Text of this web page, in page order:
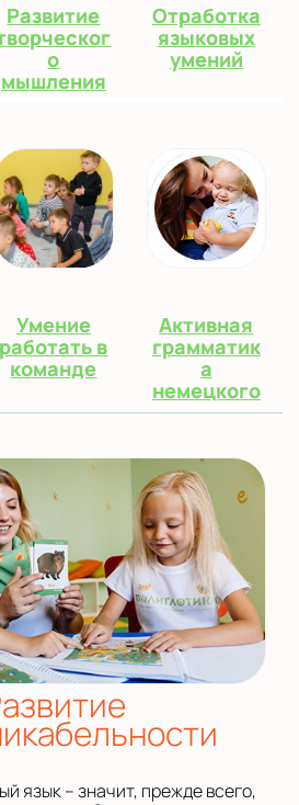
Развитие
о
мышления
Отработка
языковых
умений
Умение
работать в
команде
Активная
грамматик
а
немецкого
язык – значит, прежде всего,